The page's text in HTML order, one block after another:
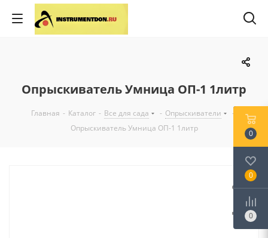
Опрыскиватель Умница ОП-1 1литр
Главная - Каталог - Все для сада - Опрыскиватели
-
Опрыскиватель Умница ОП-1 1литр
0
0
0